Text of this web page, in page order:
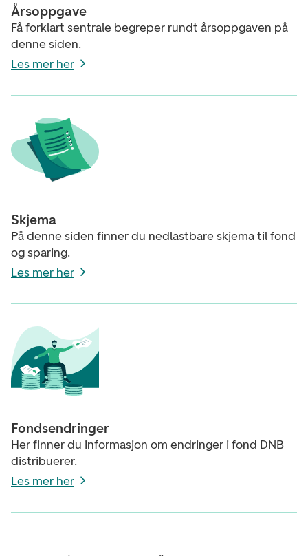
Årsoppgave
Få forklart sentrale begreper rundt årsoppgaven på
denne siden.
Les mer her
Skjema
På denne siden finner du nedlastbare skjema til fond
og sparing.
Les mer her
Fondsendringer
Her finner du informasjon om endringer i fond DNB
distribuerer.
Les mer her